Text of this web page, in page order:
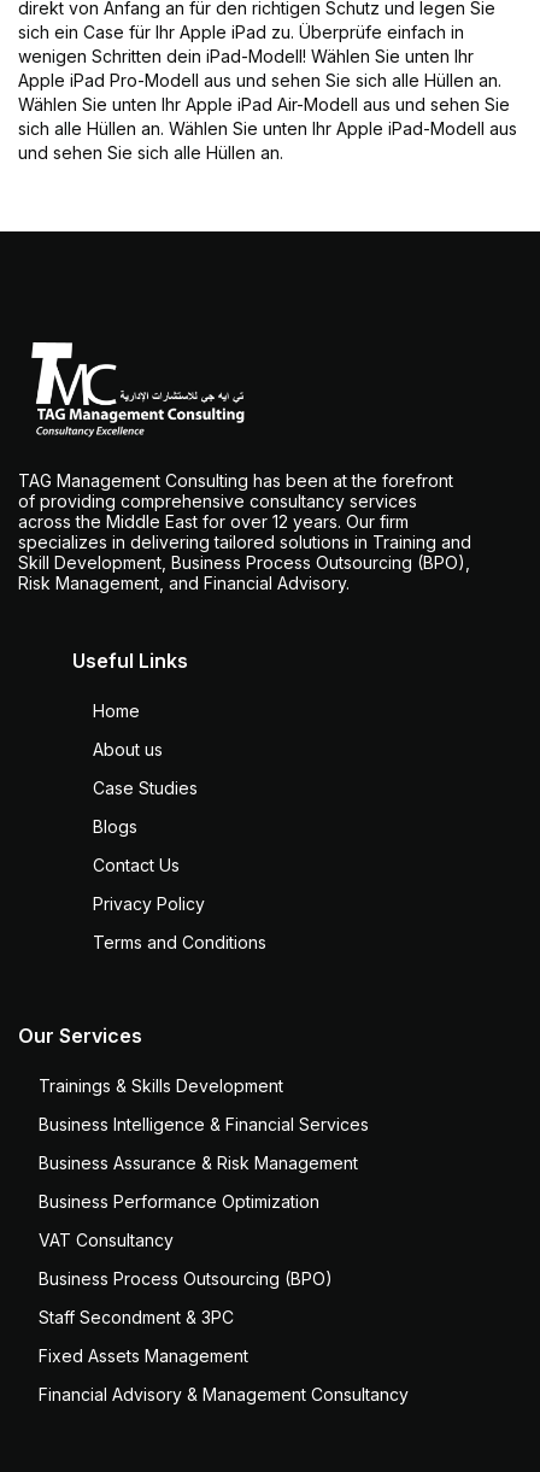
direkt von Anfang an für den richtigen Schutz und legen Sie
sich ein Case für Ihr Apple iPad zu. Überprüfe einfach in
wenigen Schritten dein iPad-Modell! Wählen Sie unten Ihr
Apple iPad Pro-Modell aus und sehen Sie sich alle Hüllen an.
Wählen Sie unten Ihr Apple iPad Air-Modell aus und sehen Sie
sich alle Hüllen an. Wählen Sie unten Ihr Apple iPad-Modell aus
und sehen Sie sich alle Hüllen an.
TAG Management Consulting has been at the forefront
of providing comprehensive consultancy services
across the Middle East for over 12 years. Our firm
specializes in delivering tailored solutions in Training and
Skill Development, Business Process Outsourcing (BPO),
Risk Management, and Financial Advisory.
Useful Links
Home
About us
Case Studies
Blogs
Contact Us
Privacy Policy
Terms and Conditions
Our Services
Trainings & Skills Development
Business Intelligence & Financial Services
Business Assurance & Risk Management
Business Performance Optimization
VAT Consultancy
Business Process Outsourcing (BPO)
Staff Secondment & 3PC
Fixed Assets Management
Financial Advisory & Management Consultancy